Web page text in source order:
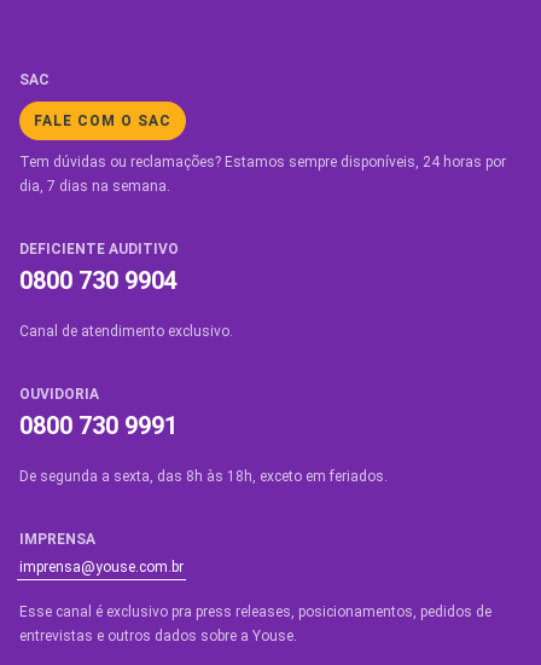
SAC
FALE COM O SAC
Tem dúvidas ou reclamações? Estamos sempre disponíveis, 24 horas por
dia, 7 dias na semana.
DEFICIENTE AUDITIVO
0800 730 9904
Canal de atendimento exclusivo.
OUVIDORIA
0800 730 9991
De segunda a sexta, das 8h às 18h, exceto em feriados.
IMPRENSA
imprensa@youse.com.br
Esse canal é exclusivo pra press releases, posicionamentos, pedidos de
entrevistas e outros dados sobre a Youse.​